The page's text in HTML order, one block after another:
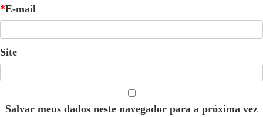
E-mail
*
Site
Salvar meus dados neste navegador para a próxima vez